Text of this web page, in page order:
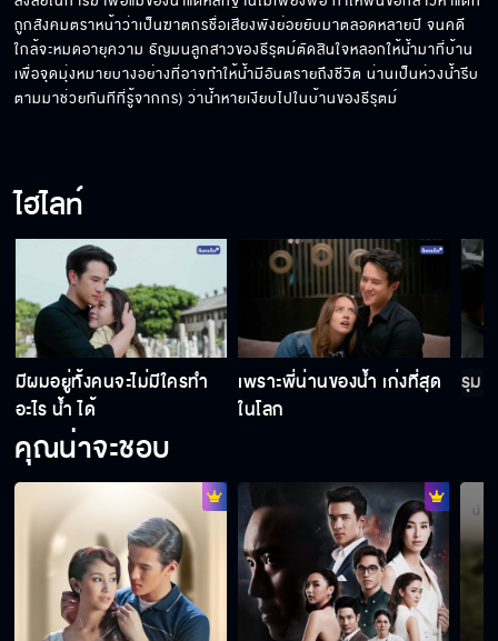
คุณฟ้า ทำให้ น้ำ นึกพี่ชายคนหนึ่ง
คนเรารู้หน้าไม่รู้ใจ ไว้ใจใครไม่ได้หรอก
สนิทกับไอ้ฟ้าผ่ามากเหรอ ถึงไปบอกมันว่าฝันดี
ไม่ให้ไปทำงานกับมัน
ถูกสังคมตราหน้าว่าเป็นฆาตกรชื่อเสียงพังย่อยยับมาตลอดหลายปี จนคดี
ใกล้จะหมดอายุความ ธัญมนลูกสาวของธีรุตม์ตัดสินใจหลอกให้น้ำมาที่บ้าน
เพื่อจุดมุ่งหมายบางอย่างที่อาจทำให้น้ำมีอันตรายถึงชีวิต น่านเป็นห่วงน้ำรีบ
ตามมาช่วยทันทีที่รู้จากกร) ว่าน้ำหายเงียบไปในบ้านของธีรุตม์
ไฮไลท์
มีผมอยู่ทั้งคนจะไม่มีใครทำ
อะไร น้ำ ได้
เพราะพี่น่านของน้ำ เก่งที่สุด
ในโลก
รุมแ
คุณน่าจะชอบ